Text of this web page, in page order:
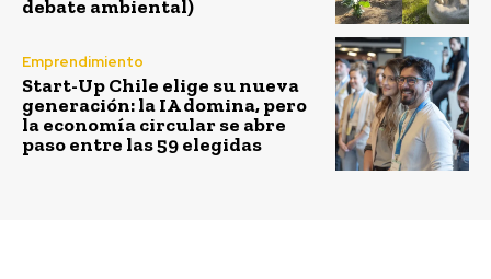
debate ambiental)
Emprendimiento
Start-Up Chile elige su nueva
generación: la IA domina, pero
la economía circular se abre
paso entre las 59 elegidas